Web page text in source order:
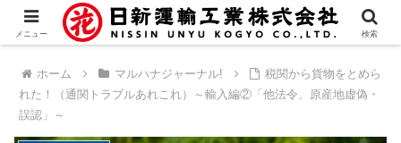
ホーム マルハナジャーナル!
税関から貨物をとめら
れた！（通関トラブルあれこれ）～輸入編②「他法令、原産地虚偽・
誤認」～
メニュー 検索